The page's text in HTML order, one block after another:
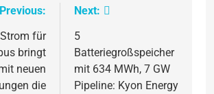
Previous:
für
bringt
neuen
die
Next:
5
Batteriegroßspeicher
mit 634 MWh, 7 GW
Pipeline: Kyon Energy